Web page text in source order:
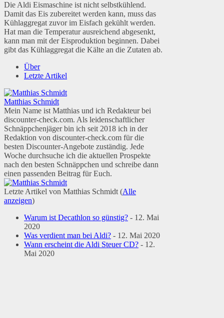
Die Aldi Eismaschine ist nicht selbstkühlend.
Damit das Eis zubereitet werden kann, muss das
Kühlaggregat zuvor im Eisfach gekühlt werden.
Hat man die Temperatur ausreichend abgesenkt,
kann man mit der Eisproduktion beginnen. Dabei
gibt das Kühlaggregat die Kälte an die Zutaten ab.
Über
Letzte Artikel
Matthias Schmidt
Mein Name ist Matthias und ich Redakteur bei
discounter-check.com. Als leidenschaftlicher
Schnäppchenjäger bin ich seit 2018 ich in der
Redaktion von discounter-check.com für die
besten Discounter-Angebote zuständig. Jede
Woche durchsuche ich die aktuellen Prospekte
nach den besten Schnäppchen und schreibe dann
einen passenden Beitrag für Euch.
Letzte Artikel von Matthias Schmidt(Alle
anzeigen)
Warum ist Decathlon so günstig? - 12. Mai
2020
Was verdient man bei Aldi? - 12. Mai 2020
Wann erscheint die Aldi Steuer CD? - 12.
Mai 2020